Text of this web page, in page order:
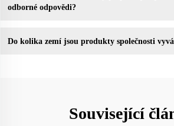
odborné odpovědi?
Do kolika zemí jsou produkty společnosti
Související